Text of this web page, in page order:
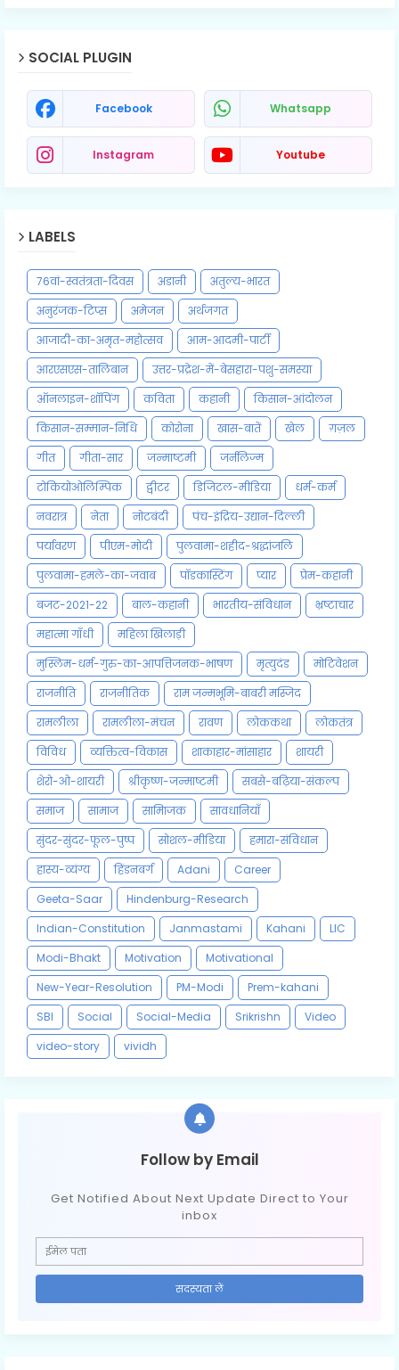
SOCIAL PLUGIN
Facebook Whatsapp
Instagram Youtube
LABELS
76वां-स्वतंत्रता-दिवस अडानी
अतुल्य-भारत
अनुरंजक-टिप्स
अमेजन
अर्थजगत
आजादी-का-अमृत-महोत्सव
आम-आदमी-पार्टी
आरएसएस-तालिबान
उत्तर-प्रद्रेश-में-बेसहारा-पशु-समस्या
ऑनलाइन-शॉपिंग
कविता कहानी
किसान-आंदोलन
किसान-सम्मान-निधि
कोरोना खास-बातें खेल
ग़ज़ल
गीत
गीता-सार जन्माष्टमी
जर्नलिज्म
टोकियोओलिम्पिक
ट्वीटर डिजिटल-मीडिया
धर्म-कर्म
नवरात्र
नेता नोटबंदी
पंच-इंद्रिय-उद्यान-दिल्ली
पर्यावरण
पीएम-मोदी
पुलवामा-शहीद-श्रद्धांजलि
पुलवामा-हमले-का-जवाब
पॉडकास्टिंग प्यार
प्रेम-कहानी
बजट-2021-22
बाल-कहानी भारतीय-संविधान
भ्रष्टाचार
महात्मा गाँधी
महिला खिलाड़ी
मुस्लिम-धर्म-गुरु-का-आपत्तिजनक-भाषण
मृत्युदंड
मोटिवेशन
राजनीति
राजनीतिक
राम जन्मभूमि-बाबरी मस्जिद
रामलीला
रामलीला-मंचन रावण लोककथा
लोकतंत्र
विविध
व्यक्तित्व-विकास शाकाहार-मांसाहार
शायरी
शेरो-ओ-शायरी
श्रीकृष्ण-जन्माष्टमी
सबसे-बढ़िया-संकल्प
समाज
सामाज सामािजक
सावधानियाँ
सुंदर-सुंदर-फूल-पुष्प
सोशल-मीडिया
हमारा-संविधान
हास्य-व्यंग्य
हिंडनबर्ग Adani
Career
Geeta-Saar
Hindenburg-Research
Indian-Constitution
Janmastami Kahani
LIC
Modi-Bhakt
Motivation
Motivational
New-Year-Resolution
PM-Modi
Prem-kahani
SBI
Social Social-Media Srikrishn
Video
video-story
vividh
Follow by Email
Get Notified About Next Update Direct to Your
inbox